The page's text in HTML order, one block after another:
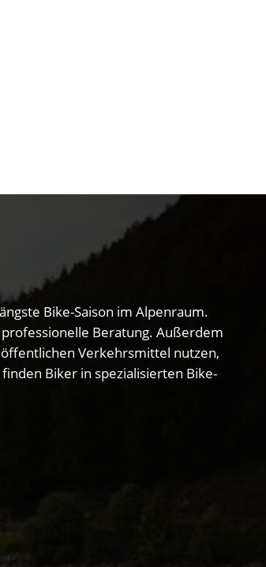
Bike-Saison im Alpenraum.
Beratung. Außerdem
Verkehrsmittel nutzen,
Biker in spezialisierten Bike-